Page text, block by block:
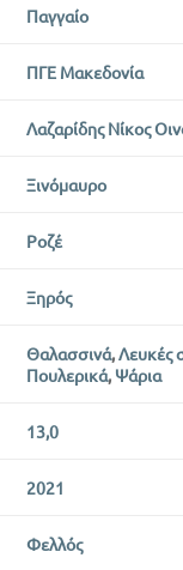
Παγγαίο
ΠΓΕ Μακεδονία
Λαζαρίδης Νίκος
Ξινόμαυρο
Ροζέ
Ξηρός
Θαλασσινά,Λευκές
Πουλερικά, Ψάρια
13,0
2021
Φελλός